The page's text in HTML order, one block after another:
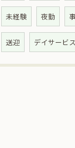
未経験 夜勤
送迎 デイサービス